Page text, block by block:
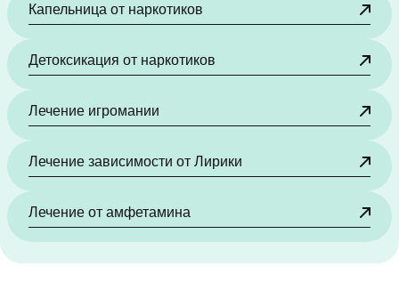
Капельница от наркотиков
Детоксикация от наркотиков
Лечение игромании
Лечение зависимости от Лирики
Лечение от амфетамина